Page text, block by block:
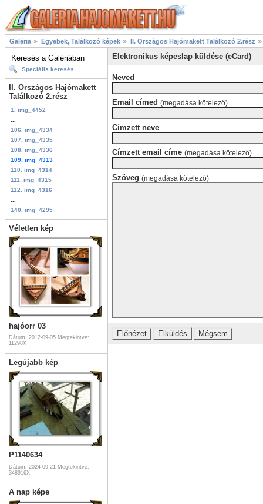
Galéria Egyebek, Találkozó képek II. Országos Hajómakett Találkozó 2.rész
Speciális keresés
II. Országos Hajómakett
Találkozó 2.rész
1. img_4452
106. img_4334
107. img_4335
108. img_4336
109. img_4313
110. img_4314
111. img_4315
112. img_4316
140. img_4295
Véletlen kép
hajóorr 03
Dátum: 2012-09-05 Megtekintve:
11298X
Legújabb kép
P1140634
Dátum: 2024-09-21 Megtekintve:
348916X
A nap képe
Elektronikus képeslap küldése (eCard)
Neved
Email címed (megadása kötelező)
Címzett neve
Címzett email címe (megadása kötelező)
Szöveg (megadása kötelező)